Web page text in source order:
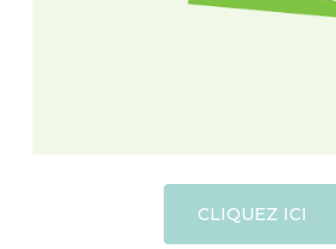
CLIQUEZ ICI